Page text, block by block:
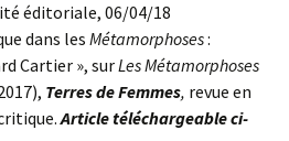
éditoriale, 06/04/18
dans les Métamorphoses:
Cartier », surLes Métamorphoses
Terres de Femmes, revue en
Article téléchargeable ci-